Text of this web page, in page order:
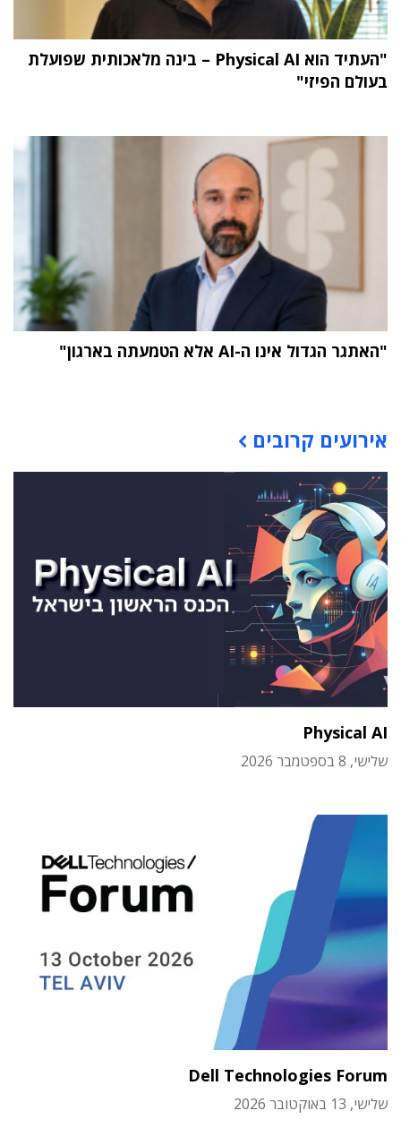
"העתיד הוא Physical AI – בינה מלאכותית שפועלת
בעולם הפיזי"
"האתגר הגדול אינו ה-AI אלא הטמעתה בארגון"
אירועים קרובים
Physical AI
שלישי, 8 בספטמבר 2026
Dell Technologies Forum
שלישי, 13 באוקטובר 2026